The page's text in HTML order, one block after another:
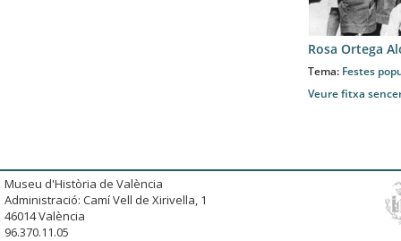
Rosa Ortega
Tema: Festes
Veure fitxa
Museu d'Història de València
Administració: Camí Vell de Xirivella, 1
46014 València
96.370.11.05